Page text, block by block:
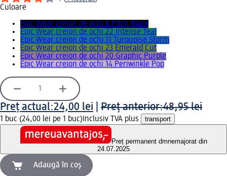
Culoare
Epic Wear creion de ochi 8 Pitch Black
Epic Wear creion de ochi 22 Intense Teal
Epic Wear creion de ochi 11 Turquoise Storm
Epic Wear creion de ochi 23 Emerald Cut
Epic Wear creion de ochi 20 Graphic Purple
Epic Wear creion de ochi 14 Periwinkle Pop
Preț actual:24,00 lei Preț anterior:48,95 lei
1 buc (24,00 lei pe 1 buc) Inclusiv TVA plus transport
Preț permanent dmnemajorat din
24.07.2025
Adaugă în coș